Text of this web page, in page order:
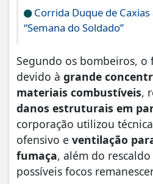
Corrida Duque de Caxias
“Semana do Soldado”
Segundo os bombeiros, o
devido à grande
materiais combustíveis,
danos estruturais em
corporação utilizou
ofensivo e ventilação
fumaça, além do
possíveis focos